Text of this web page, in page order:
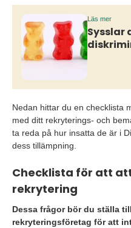
Läs mer
Sysslar
Nedan hittar du en checklista
med ditt rekryterings- och
ta reda på hur insatta de är i
dess tillämpning.
Checklista för att
rekrytering
Dessa frågor bör du ställa
rekryteringsföretag för att